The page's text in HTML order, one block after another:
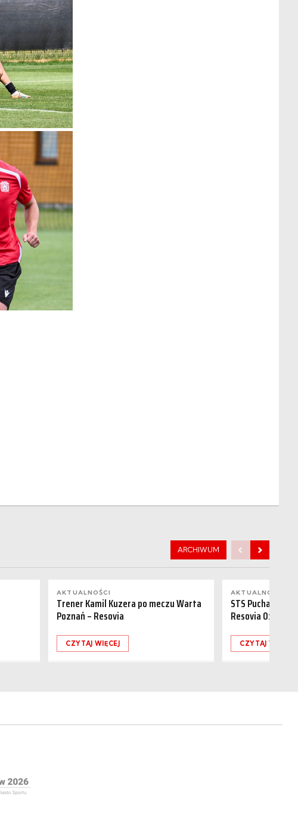
ARCHIWUM
AKTUALNOŚCI
Trener Kamil Kuzera po meczu Warta
Poznań – Resovia
CZYTAJ WIĘCEJ
AKTUALNOŚCI
STS Puchar
Resovia 0:1
CZYTAJ WIĘCEJ